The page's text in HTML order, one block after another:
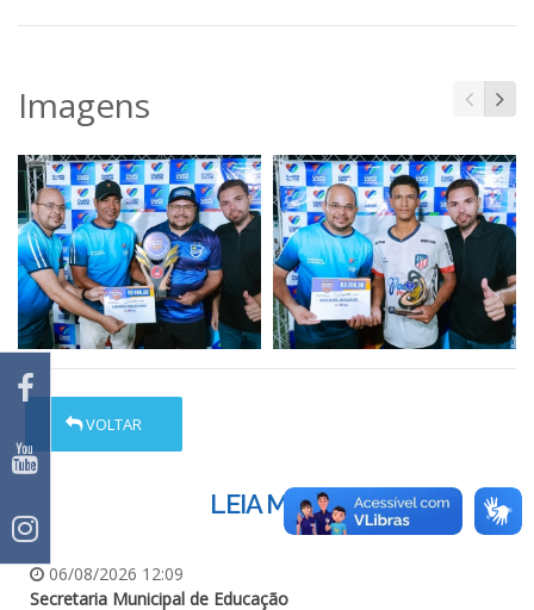
Imagens
VOLTAR
LEIA MAIS
06/08/2026 12:09
Secretaria Municipal de Educação